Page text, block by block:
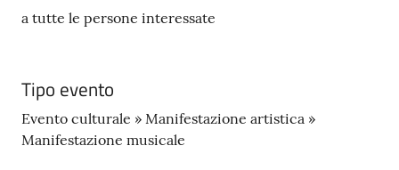
a tutte le persone interessate
Tipo evento
Evento culturale » Manifestazione artistica »
Manifestazione musicale